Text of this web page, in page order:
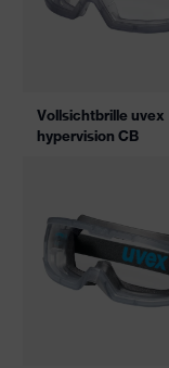
Vollsichtbrille uvex
hypervision CB